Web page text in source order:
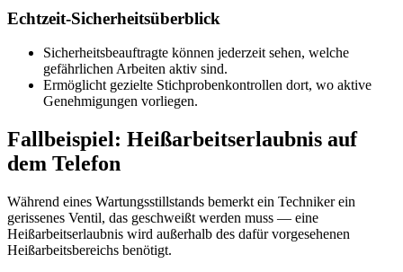
Echtzeit-Sicherheitsüberblick
Sicherheitsbeauftragte können jederzeit sehen, welche
gefährlichen Arbeiten aktiv sind.
Ermöglicht gezielte Stichprobenkontrollen dort, wo aktive
Genehmigungen vorliegen.
Fallbeispiel: Heißarbeitserlaubnis auf
dem Telefon
Während eines Wartungsstillstands bemerkt ein Techniker ein
gerissenes Ventil, das geschweißt werden muss — eine
Heißarbeitserlaubnis wird außerhalb des dafür vorgesehenen
Heißarbeitsbereichs benötigt.